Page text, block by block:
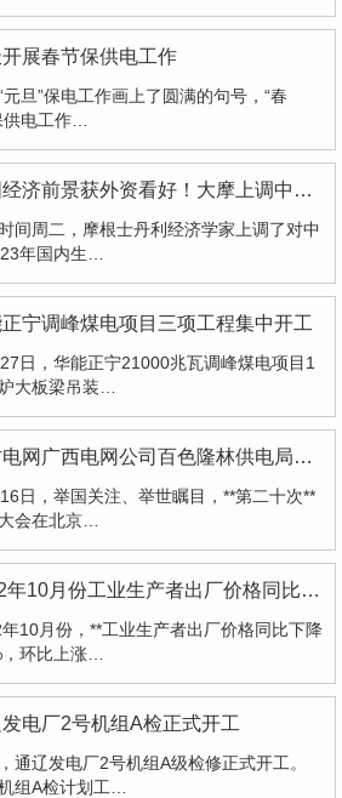
展春节保供电工作
元旦”保电工作画上了圆满的句号，“春
供电工作…
中国经济前景获外资看好！大摩上调中国2023年GDP增速预期
间周二，摩根士丹利经济学家上调了对中
年国内生…
宁调峰煤电项目三项工程集中开工
日，华能正宁21000兆瓦调峰煤电项目1
大板梁吊装…
南方电网广西电网公司百色隆林供电局：让党的二十大声音在工作**回荡
日，举国关注、举世瞩目，**第二十次**
会在北京…
2022年10月份工业生产者出厂价格同比下降1.3% 环比上涨0.2%
10月份，**工业生产者出厂价格同比下降
环比上涨…
电厂2号机组A检正式开工
通辽发电厂2号机组A级检修正式开工。
组A检计划工…